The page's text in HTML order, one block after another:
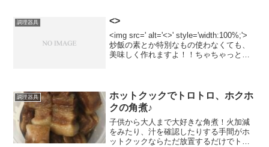
調理器具 <>
<img src=' alt='<>' style='width:100%;'>
炒飯の素とか特別なもの使わなくても、
美味しく作れますよ！！ちゃちゃっと作
調理器具
ホットクックでトロトロ、ホクホ
クの角煮♪
子供から大人まで大好きな角煮！火加減
をみたり、汁を確認したりする手間がホ
ットクックならただ放置するだけでトロ